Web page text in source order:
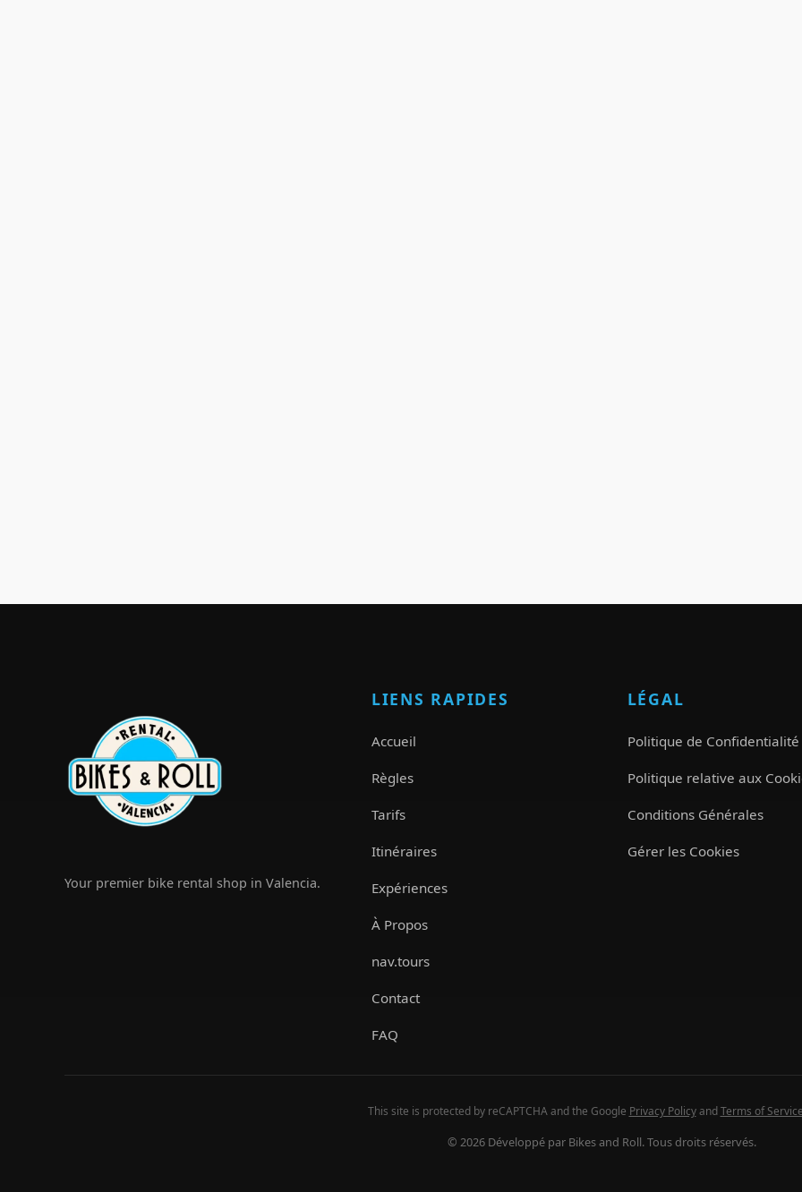
Your premier bike rental shop in Valencia.
LIENS RAPIDES
Accueil
Règles
Tarifs
Itinéraires
Expériences
À Propos
nav.tours
Contact
FAQ
LÉGAL
Politique de Confidentialité
Politique relative aux
Conditions Générales
Gérer les Cookies
This site is protected by reCAPTCHA and the Google Privacy PolicyandTerms of Service
© 2026 Développé par Bikes and Roll. Tous droits réservés.